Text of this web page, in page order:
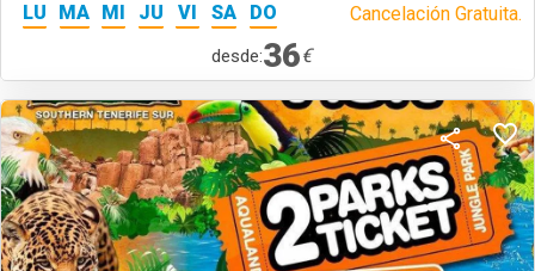
LU MA MI JU VI SA DO Cancelación Gratuita.
desde:36€